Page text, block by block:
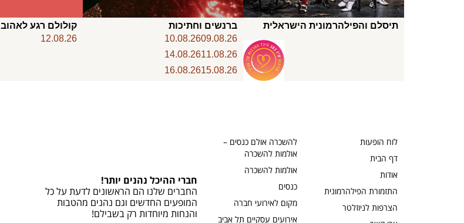
תיסלם והפילהרמונית הישראלית
ברנשים וחתיכות
09.08.26
10.08.26
11.08.26
14.08.26
15.08.26
16.08.26
קולולם רגע לאהוב
12.08.26
לוח הופעות
דף הבית
אודות
התזמורת הפילהרמונית
הצרפות לניוזלטר
להשכרה אולם כנסים –
אולמות להשכרה
אולמות להשכרה
כנסים
מקום לאירועי חברה
אירועים עסקיים תל אביב
חברי ההיכל נהנים יותר!
החברים שלנו הם הראשונים לדעת על כל
המופעים החדשים וגם נהנים מהטבות
והנחות מיוחדות רק בשבילם!